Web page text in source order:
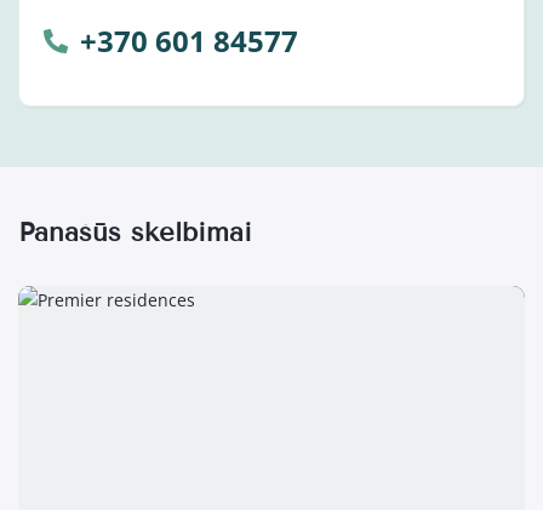
+370 601 84577
Panašūs skelbimai